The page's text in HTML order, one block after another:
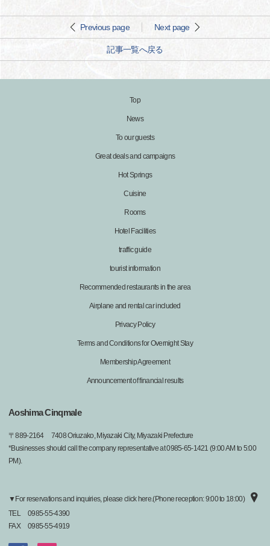
Previous page Next page
記事一覧へ戻る
Top
News
To our guests
Great deals and campaigns
Hot Springs
Cuisine
Rooms
Hotel Facilities
traffic guide
tourist information
Recommended restaurants in the area
Airplane and rental car included
Privacy Policy
Terms and Conditions for Overnight Stay
Membership Agreement
Announcement of financial results
Aoshima Cinqmale
〒889-2164
7408 Oriuzako, Miyazaki City, Miyazaki Prefecture
*Businesses should call the company representative at 0985-65-1421 (9:00 AM to 5:00
PM).
▼For reservations and inquiries, please click here.(Phone reception: 9:00 to 18:00)
TEL
0985-55-4390
FAX
0985-55-4919